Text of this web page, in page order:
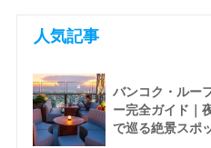
人気記事
バンコク・ルー
ー完全ガイド｜
で巡る絶景スポ